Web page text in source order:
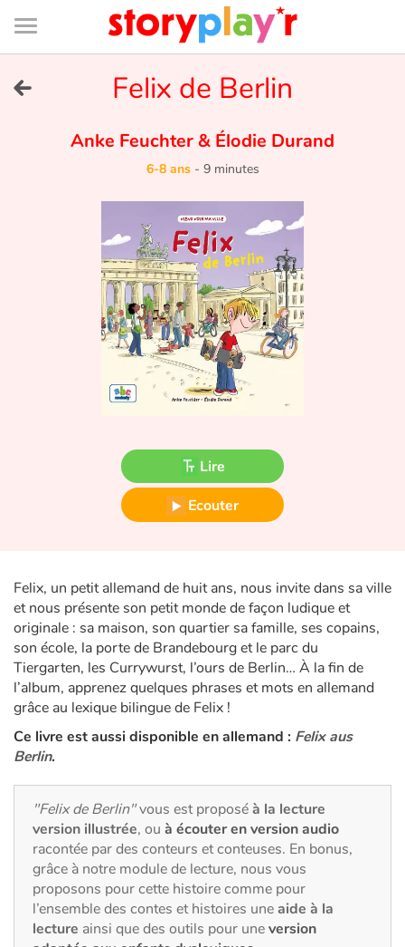
Connexion
Bibliothèque
de
page
Tester gratuitement
Bibliothèque
Contes d'ici et d'ailleurs
Princesses et princes, rois, reines et dragons
Ogres, monstres et sorcières
Écologie, nature, saisons
Les animaux
Voyage, épopée, enquête, aventure
Autour du monde
Art, espace, activité
Documentaires
En famille
Felix de Berlin
Anke Feuchter& Élodie Durand
6-8 ans- 9 minutes
Lire
Ecouter
Felix, un petit allemand de huit ans, nous invite dans sa ville
et nous présente son petit monde de façon ludique et
originale : sa maison, son quartier sa famille, ses copains,
son école, la porte de Brandebourg et le parc du
Tiergarten, les Currywurst, l’ours de Berlin… À la fin de
l’album, apprenez quelques phrases et mots en allemand
grâce au lexique bilingue de Felix !
Ce livre est aussi disponible en allemand : Felix aus
Berlin.
"Felix de Berlin"vous est proposéà la lecture
version illustrée, ou à écouter en version audio
racontée par des conteurs et conteuses. En bonus,
grâce à notre module de lecture, nous vous
proposons pour cette histoire comme pour
l’ensemble des contes et histoires uneaide à la
lecture ainsi que des outils pour uneversion